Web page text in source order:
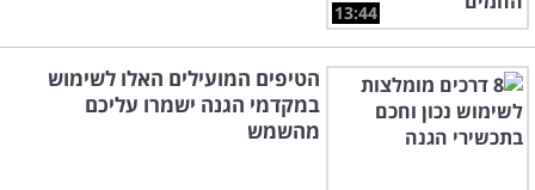
13:44
הטיפים המועילים האלו לשימוש
במקדמי הגנה ישמרו עליכם
מהשמש